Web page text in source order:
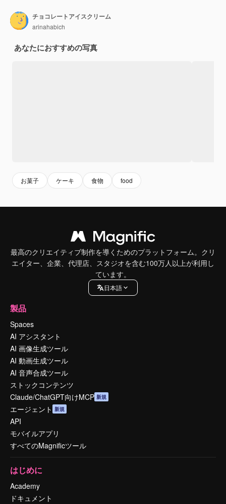
チョコレートアイスクリーム
arinahabich
あなたにおすすめの写真
お菓子 ケーキ 食物 food
最高のクリエイティブ制作を導くためのプラットフォーム。クリ
エイター、企業、代理店、スタジオを含む100万人以上が利用し
ています。
日本語
製品
Spaces
AI アシスタント
AI 画像生成ツール
AI 動画生成ツール
AI 音声合成ツール
ストックコンテンツ
Claude/ChatGPT向けMCP 新規
エージェント 新規
API
モバイルアプリ
すべてのMagnificツール
はじめに
Academy
ドキュメント